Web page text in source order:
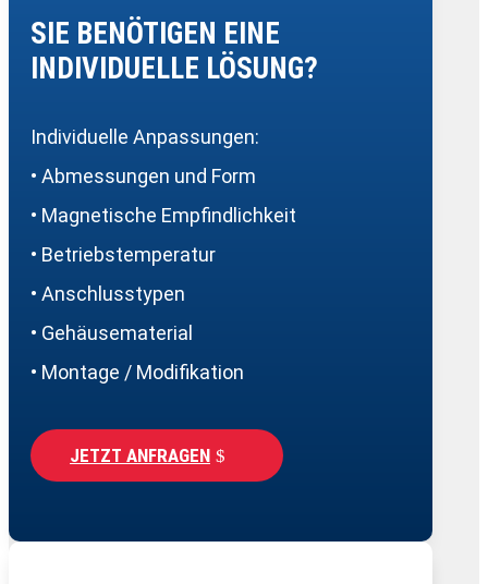
SIE BENÖTIGEN EINE
INDIVIDUELLE LÖSUNG?
Individuelle Anpassungen:
• Abmessungen und Form
• Magnetische Empfindlichkeit
• Betriebstemperatur
• Anschlusstypen
• Gehäusematerial
• Montage / Modifikation
JETZT ANFRAGEN